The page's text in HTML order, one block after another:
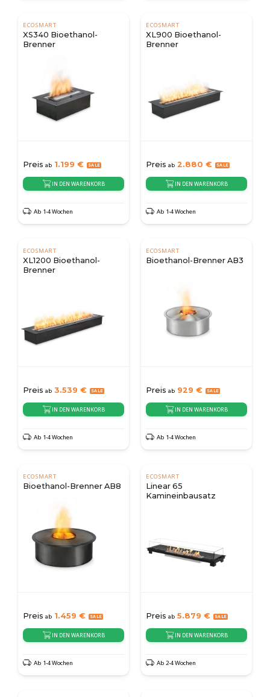
ECOSMART
XS340 Bioethanol-
Brenner
Preis ab 1.199 €
IN DEN WARENKORB
Ab 1-4 Wochen
ECOSMART
XL900 Bioethanol-
Brenner
Preis ab 2.880 €
IN DEN WARENKORB
Ab 1-4 Wochen
ECOSMART
XL1200 Bioethanol-
Brenner
Preis ab 3.539 €
IN DEN WARENKORB
Ab 1-4 Wochen
ECOSMART
Bioethanol-Brenner AB3
Preis ab 929 €
IN DEN WARENKORB
Ab 1-4 Wochen
ECOSMART
Bioethanol-Brenner AB8
Preis ab 1.459 €
IN DEN WARENKORB
Ab 1-4 Wochen
ECOSMART
Linear 65
Kamineinbausatz
Preis ab 5.879 €
IN DEN WARENKORB
Ab 2-4 Wochen